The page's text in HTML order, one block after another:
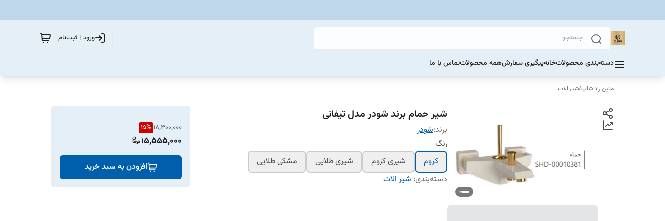
ورود | ثبت‌نام
دسته‌بندی محصولاتخانهپیگیری سفارشهمه محصولاتتماس با ما
متین راد شاپ/شیر الات
شیر حمام برند شودر مدل تیفانی
برند:شودر
رنگ
کروم
شیری کروم شیری طلایی
مشکی طلایی
دسته‌بندی: شیر الات
18,300,000
15%
15,555,000
افزودن به سبد خرید